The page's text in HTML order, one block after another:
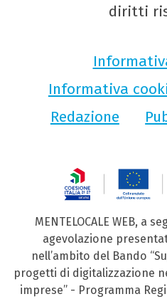
diritti
Informativa
Redazione
MENTELOCALE WEB, a
agevolazione
nell’ambito del Bando
progetti di digitalizzazione
imprese” - Programma